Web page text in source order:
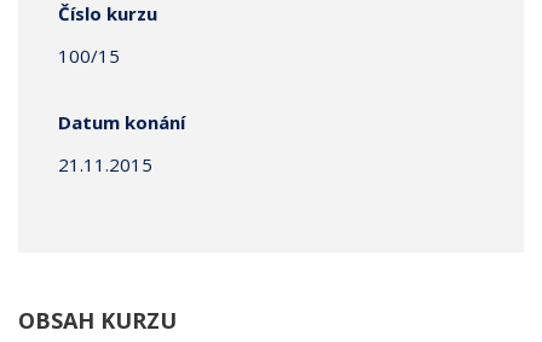
Číslo kurzu
100/15
Datum konání
21.11.2015
OBSAH KURZU